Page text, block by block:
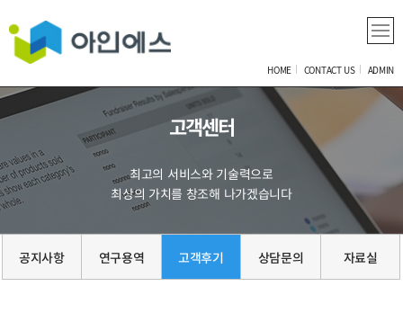
HOME CONTACT US ADMIN
고객센터
최고의 서비스와 기술력으로
최상의 가치를 창조해 나가겠습니다
공지사항 연구용역 고객후기 상담문의 자료실